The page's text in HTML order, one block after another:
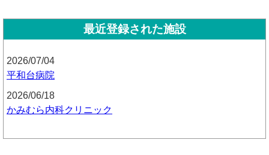
最近登録された施設
2026/07/04
平和台病院
2026/06/18
かみむら内科クリニック